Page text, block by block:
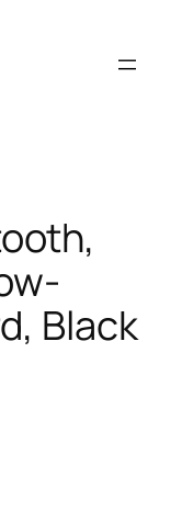
Black